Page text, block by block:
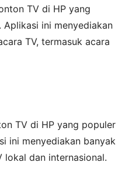
TV di HP yang
ini menyediakan
TV, termasuk acara
TV di HP yang populer
ini menyediakan banyak
lokal dan internasional.